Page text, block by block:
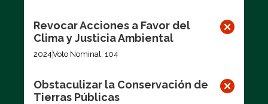
Revocar Acciones a Favor del
Clima y Justicia Ambiental
2024Voto Nominal: 104
Obstaculizar la Conservación de
Tierras Públicas